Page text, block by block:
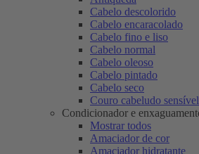
Cabelo descolorido
Cabelo encaracolado
Cabelo fino e liso
Cabelo normal
Cabelo oleoso
Cabelo pintado
Cabelo seco
Couro cabeludo sensível
Condicionador e
Mostrar todos
Amaciador de cor
Amaciador hidratante